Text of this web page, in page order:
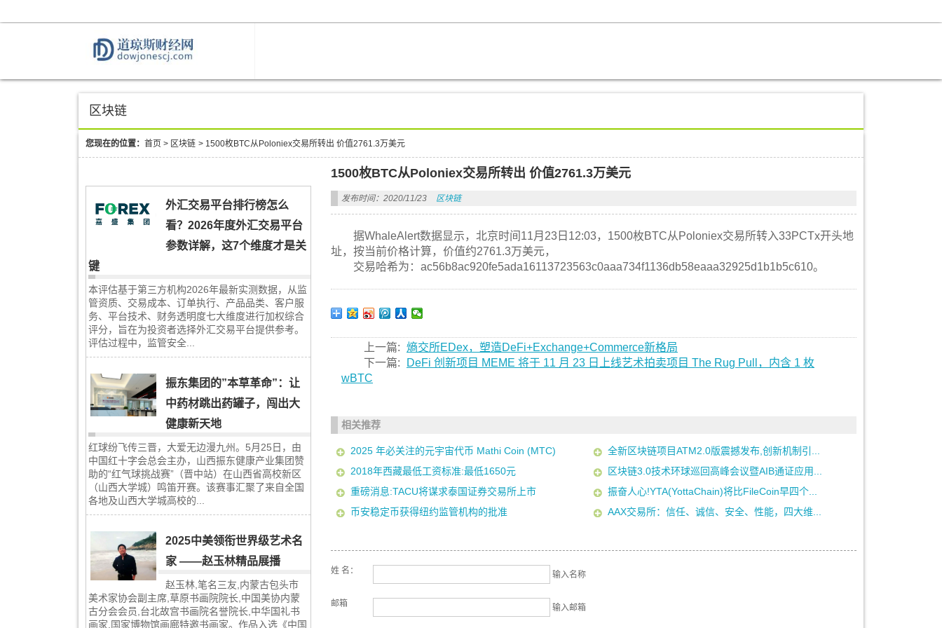
区块链
您现在的位置： 首页 > 区块链 > 1500枚BTC从Poloniex交易所转出 价值2761.3万美元
外汇交易平台排行榜怎么
看？2026年度外汇交易平台
参数详解，这7个维度才是关
键
本评估基于第三方机构2026年最新实测数据，从监
管资质、交易成本、订单执行、产品品类、客户服
务、平台技术、财务透明度七大维度进行加权综合
评分，旨在为投资者选择外汇交易平台提供参考。
评估过程中，监管安全...
振东集团的”本草革命”：让
中药材跳出药罐子，闯出大
健康新天地
红球纷飞传三晋，大爱无边漫九州。5月25日，由
中国红十字会总会主办，山西振东健康产业集团赞
助的“红气球挑战赛”（晋中站）在山西省高校新区
（山西大学城）鸣笛开赛。该赛事汇聚了来自全国
各地及山西大学城高校的...
2025中美领衔世界级艺术名
家 ——赵玉林精品展播
赵玉林,笔名三友,内蒙古包头市
美术家协会副主席,草原书画院院长,中国美协内蒙
古分会会员,台北故宫书画院名誉院长,中华国礼书
画家,国家博物馆画廊特邀书画家。作品入选《中国
1500枚BTC从Poloniex交易所转出 价值2761.3万美元
发布时间：2020/11/23 区块链
据WhaleAlert数据显示，北京时间11月23日12:03，1500枚BTC从Poloniex交易所转入33PCTx开头地
址，按当前价格计算，价值约2761.3万美元，
交易哈希为：ac56b8ac920fe5ada16113723563c0aaa734f1136db58eaaa32925d1b1b5c610。
上一篇: 熵交所EDex，塑造DeFi+Exchange+Commerce新格局
下一篇:
DeFi 创新项目 MEME 将于 11 月 23 日上线艺术拍卖项目 The Rug Pull，内含 1 枚
wBTC
相关推荐
2025 年必关注的元宇宙代币 Mathi Coin (MTC)
全新区块链项目ATM2.0版震撼发布,创新机制引...
2018年西藏最低工资标准:最低1650元
区块链3.0技术环球巡回高峰会议暨AIB通证应用...
重磅消息:TACU将谋求泰国证券交易所上市
振奋人心!YTA(YottaChain)将比FileCoin早四个...
币安稳定币获得纽约监管机构的批准
AAX交易所：信任、诚信、安全、性能，四大维...
姓 名： 输入名称
邮箱 输入邮箱